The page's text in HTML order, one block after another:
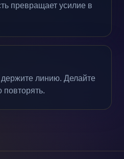
превращает усилие в
линию. Делайте